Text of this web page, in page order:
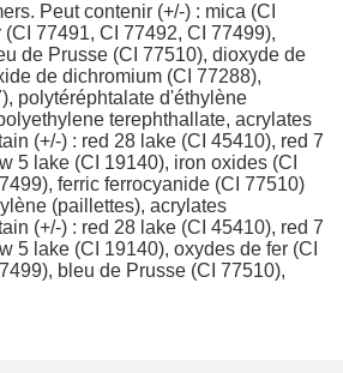
Peut contenir (+/-) : mica (CI
77491, CI 77492, CI 77499),
de Prusse (CI 77510), dioxyde de
de dichromium (CI 77288),
polytéréphtalate d'éthylène
terephthallate, acrylates
(+/-) : red 28 lake (CI 45410), red 7
5 lake (CI 19140), iron oxides (CI
ferric ferrocyanide (CI 77510)
(paillettes), acrylates
(+/-) : red 28 lake (CI 45410), red 7
5 lake (CI 19140), oxydes de fer (CI
bleu de Prusse (CI 77510),